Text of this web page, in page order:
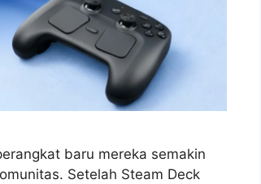
baru mereka semakin
Setelah Steam Deck